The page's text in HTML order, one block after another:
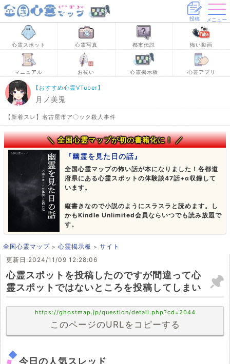
投稿 メニュー
心霊スポット 心霊写真 都市伝説 怖い動画
マニュアル お祓い 心霊掲示板 心霊アプリ
【おすすめ心霊VTuber】
月ノ美兎
【新着スレ】名古屋市ア〇ック殺人事件
＼ 全国心霊マップが初の書籍化に！ ／
『幽霊を見た日の話』
全国心霊マップの怖い話が本になりました！各都道
府県にある心霊スポットの体験談47話+α収録して
います。
縦書きなので小説のようにスラスラと読めます。し
かもKindle Unlimited会員ならいつでも読み放題で
す。
全国心霊マップ 心霊掲示板
サイト
更新日:2024/11/09 12:28:06
心霊スポットを投稿したのですが間違って心
霊スポットではないところを投稿してしまい
https://ghostmap.jp/question/detail.php?cd=2044
このページのURLをコピーする
今日の人気スレッド